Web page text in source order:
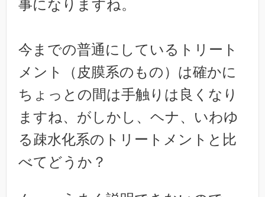
事になりますね。
今までの普通にしているトリート
メント（皮膜系のもの）は確かに
ちょっとの間は手触りは良くなり
ますね、がしかし、ヘナ、いわゆ
る疎水化系のトリートメントと比
べてどうか？